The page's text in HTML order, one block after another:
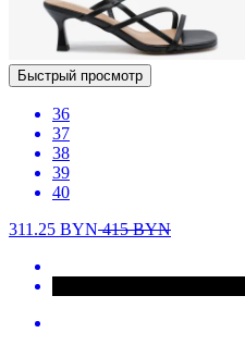
Быстрый просмотр
36
37
38
39
40
311.25 BYN415BYN